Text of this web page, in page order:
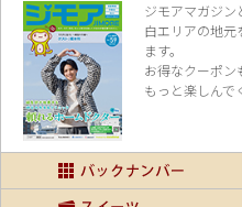
ジモアマガジン
白エリアの地元
ます。
お得なクーポン
もっと楽しんで